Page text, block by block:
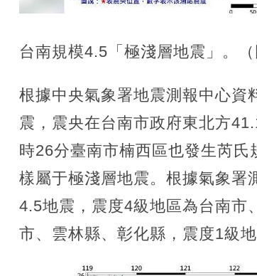
台南規模4.5「極淺層地震」。（
根據中央氣象署地震測報中心資
震，震央在台南市政府東北方
時26分臺南市楠西區也發生芮
樣屬于極淺層地震。根據氣象署
4.5地震，震度4級地區為台南市
市、雲林縣、彰化縣，震度1級